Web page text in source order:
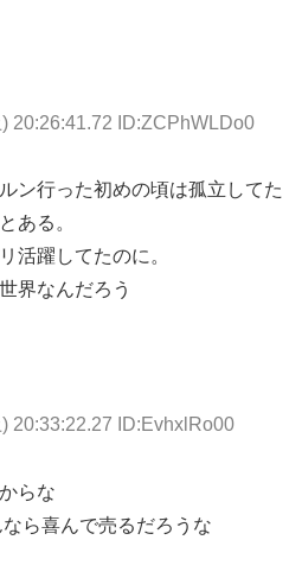
20:26:41.72 ID:ZCPhWLDo0
ン行った初めの頃は孤立してた
ある。
活躍してたのに。
界なんだろう
20:33:22.27 ID:EvhxlRo00
らな
ら喜んで売るだろうな